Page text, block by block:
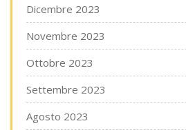
Dicembre 2023
Novembre 2023
Ottobre 2023
Settembre 2023
Agosto 2023